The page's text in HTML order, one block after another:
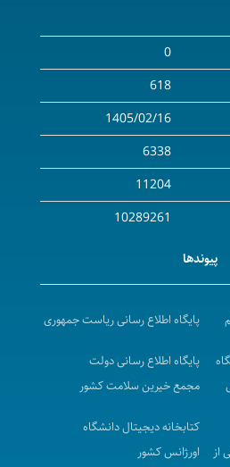
محل داروخانه و ارائه خدمات دارویی
امام حسین ( ع) شهرستان
یک مرحله ای ) واگذاری امورات
به بخش های مرکزپزشکی،آموزشی
a Call for Collaboration to invite
students for the academic
به همکاری جهت پذیرش دانشجویان بین
کوثر در سال 1405-1406
واگذاری محل ساختمان مرکز دیالیز
شهرستان بیجار به بالاترین
1406
0
618
1405/02/16
6338
11204
10289261
پیوندها
پایگاه اطلاع رسانی ریاست جمهوری
پایگاه اطلاع رسانی دولت
مجمع خیرین سلامت کشور
کتابخانه دیجیتال دانشگاه
از
اورژانس کشور